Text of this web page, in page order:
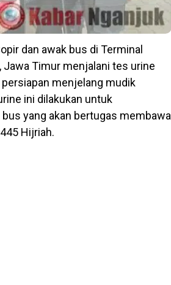
dan awak bus di Terminal
Jawa Timur menjalani tes urine
menjelang mudik
ini dilakukan untuk
yang akan bertugas membawa
Hijriah.